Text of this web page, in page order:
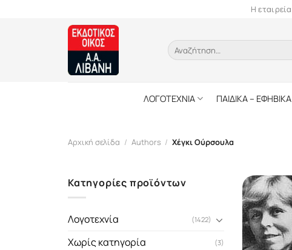
Η εταιρεία
Αναζήτηση
για:
ΛΟΓΟΤΕΧΝΙΑ ΠΑΙΔΙΚΑ – ΕΦΗΒΙΚΑ
Αρχική σελίδα / Authors / Χέγκι Ούρσουλα
Κατηγορίες προϊόντων
Λογοτεχνία (1422)
Χωρίς κατηγορία (3)